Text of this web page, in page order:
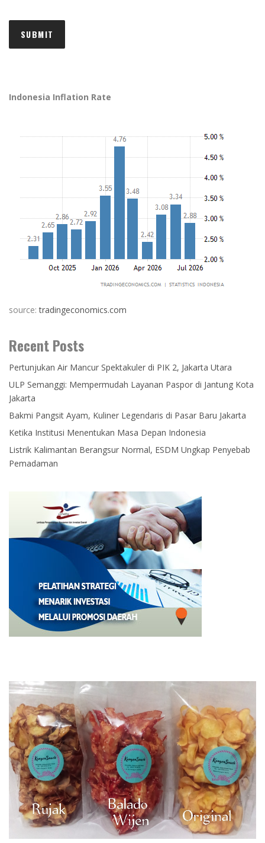
Indonesia Inflation Rate
source:tradingeconomics.com
Recent Posts
Pertunjukan Air Mancur Spektakuler di PIK 2, Jakarta Utara
ULP Semanggi: Mempermudah Layanan Paspor di Jantung Kota
Jakarta
Bakmi Pangsit Ayam, Kuliner Legendaris di Pasar Baru Jakarta
Ketika Institusi Menentukan Masa Depan Indonesia
Listrik Kalimantan Berangsur Normal, ESDM Ungkap Penyebab
Pemadaman